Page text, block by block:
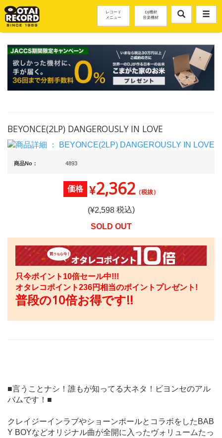
レコード
メニュー
DJ機材
音楽機材
BEYONCE(2LP) DANGEROUSLY IN LOVE
商品No： 4893
価格 ¥2,362（税抜）
(¥2,598税込)
SOLD OUT
只今ポイント10倍セール中!!!
オタレコポイント236円相当のポイントプレゼント!
普段の10倍お得です!!
■言うことナシ！誰もが知ってる大ネタ！ビヨンセのアル
バムです！■
クレイジーインラブやショーンポールとコラボをしたBAB
Y BOYなどオリジナル曲が全開に入ったヴォリュームたっ